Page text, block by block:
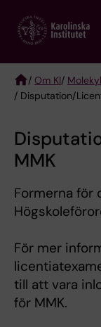
main
/ Om KI/
/ Disputation/
MMK
Formerna för
För mer
till att vara
för MMK.